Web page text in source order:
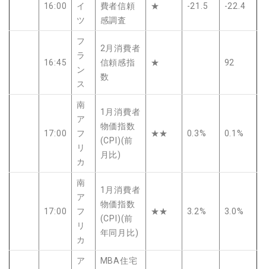
16:00
イ
ツ
費者信頼
感調査
★ -21.5 -22.4
16:45
フ
ラ
ン
ス
2月消費者
信頼感指
数
★ 92
17:00
南
ア
フ
リ
カ
1月消費者
物価指数
(CPI)(前
月比)
★★ 0.3% 0.1%
17:00
南
ア
フ
リ
カ
1月消費者
物価指数
(CPI)(前
年同月比)
★★ 3.2% 3.0%
ア
MBA住宅